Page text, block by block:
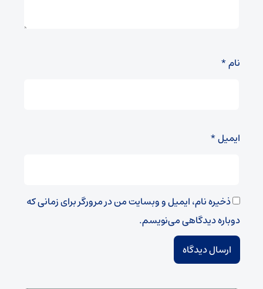
نام*
ایمیل*
ذخیره نام، ایمیل و وبسایت من در مرورگر برای زمانی که
دوباره دیدگاهی می‌نویسم.